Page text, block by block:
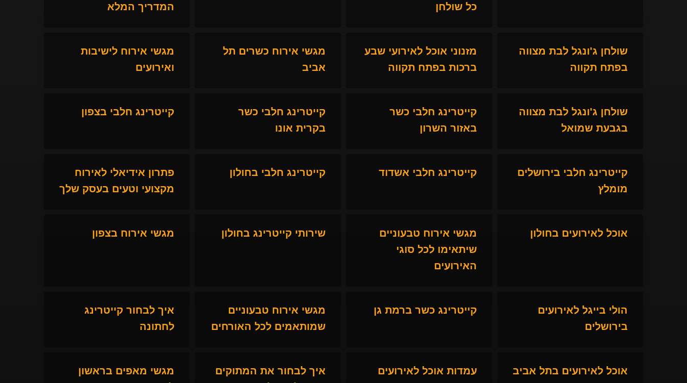
כל שולחן
המדריך המלא
שולחן ג'ונגל לבת מצווה
בפתח תקווה
מזנוני אוכל לאירועי שבע
ברכות בפתח תקווה
מגשי אירוח כשרים תל
אביב
מגשי אירוח לישיבות
ואירועים
שולחן ג'ונגל לבת מצווה
בגבעת שמואל
קייטרינג חלבי כשר
באזור השרון
קייטרינג חלבי כשר
בקרית אונו
קייטרינג חלבי בצפון
קייטרינג חלבי בירושלים
מומלץ
קייטרינג חלבי אשדוד קייטרינג חלבי בחולון
פתרון אידיאלי לאירוח
מקצועי וטעים בעסק שלך
אוכל לאירועים בחולון
מגשי אירוח טבעוניים
שיתאימו לכל סוגי
האירועים
שירותי קייטרינג בחולון מגשי אירוח בצפון
הולי בייגל לאירועים
בירושלים
קייטרינג כשר ברמת גן
מגשי אירוח טבעוניים
שמותאמים לכל האורחים
איך לבחור קייטרינג
לחתונה
אוכל לאירועים בתל אביב עמדות אוכל לאירועים
איך לבחור את המתוקים
מגשי מאפים בראשון